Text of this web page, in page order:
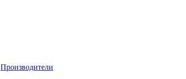
Производители